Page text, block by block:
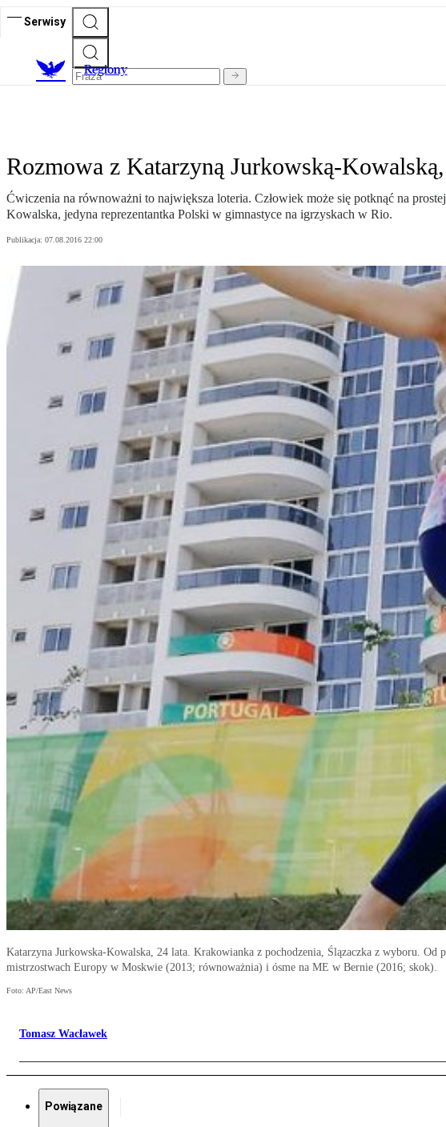
Serwisy
Regiony
Rozmowa z Katarzyną Jurkowską-
Ćwiczenia na równoważni to największa loteria. Człowiek może się potknąć na
Kowalska, jedyna reprezentantka Polski w gimnastyce na igrzyskach w Rio.
Publikacja: 07.08.2016 22:00
Katarzyna Jurkowska-Kowalska, 24 lata. Krakowianka z pochodzenia, Ślązaczka z wyboru.
mistrzostwach Europy w Moskwie (2013; równoważnia) i ósme na ME w Bernie (2016; skok).
Foto: AP/East News
Tomasz Wacławek
Powiązane